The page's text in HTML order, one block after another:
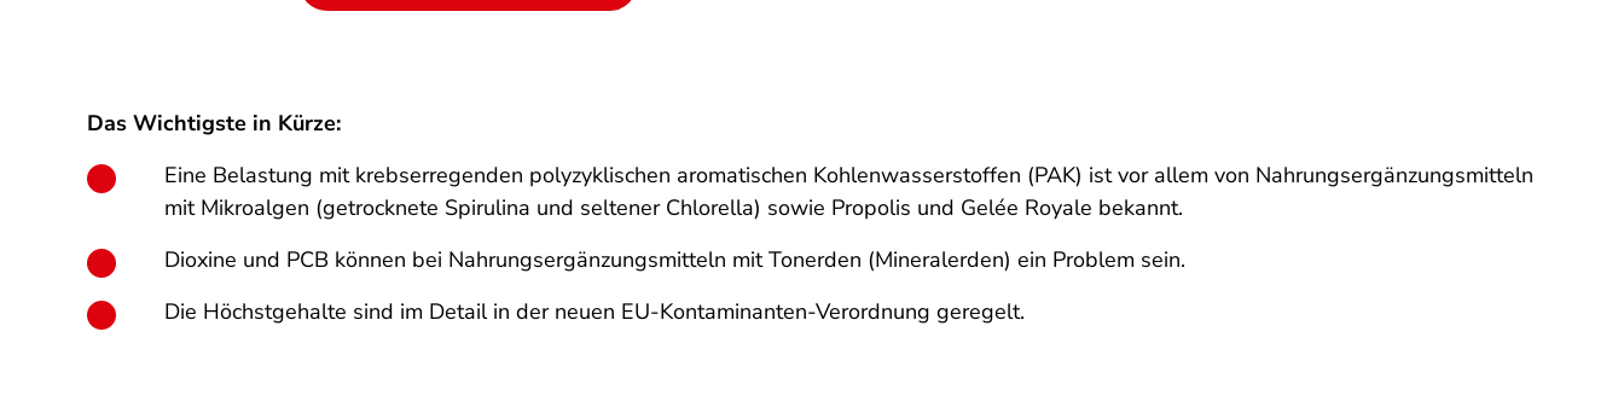
Das Wichtigste in Kürze:
Eine Belastung mit krebserregenden polyzyklischen aromatischen Kohlenwasserstoffen (PAK) ist vor allem von Nahrungsergänzungsmitteln
mit Mikroalgen (getrocknete Spirulina und seltener Chlorella) sowie Propolis und Gelée Royale bekannt.
Dioxine und PCB können bei Nahrungs­ergänzungsmitteln mit Tonerden (Mineralerden) ein Problem sein.
Die Höchstgehalte sind im Detail in der neuen EU-Kontaminanten-Verordnung geregelt.